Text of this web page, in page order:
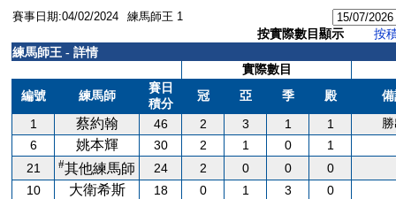
賽事日期:04/02/2024 練馬師王 1
按實際數目顯示 按
練馬師王 - 詳情
實際數目
編號
練馬師
賽日
積分
冠 亞 季 殿
1 蔡約翰 46 2 3 1 1
6
姚本輝 30 2 1 0
1
21
#其他練馬師 24 2 0 0
0
10
大衛希斯 18 0 1 3
0